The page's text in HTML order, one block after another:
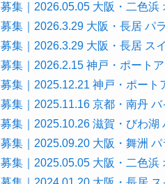
募集｜2026.05.05 大阪・二色浜
募集｜2026.3.29 大阪・長居 パ
募集｜2026.3.29 大阪・長居 ス
募集｜2026.2.15 神戸・ポート
募集｜2025.12.21 神戸・ポート
募集｜2025.11.16 京都・南丹
募集｜2025.10.26 滋賀・びわ湖
募集｜2025.09.20 大阪・舞洲
募集｜2025.05.05 大阪・二色浜